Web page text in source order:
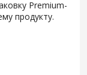
Premium-
продукту.